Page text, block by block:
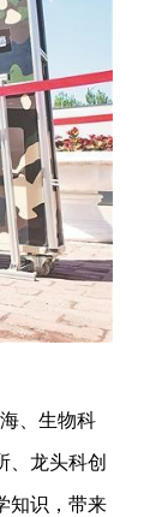
、生物科
龙头科创
知识，带来